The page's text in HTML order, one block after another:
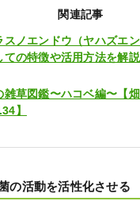
関連記事
スノエンドウ（ヤハズエ
ての特徴や活用方法を解
雑草図鑑〜ハコベ編〜【
】
の活動を活性化させる